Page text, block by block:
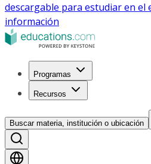
descargable para estudiar en el
información
Programas
Recursos
Buscar materia, institución o ubicación